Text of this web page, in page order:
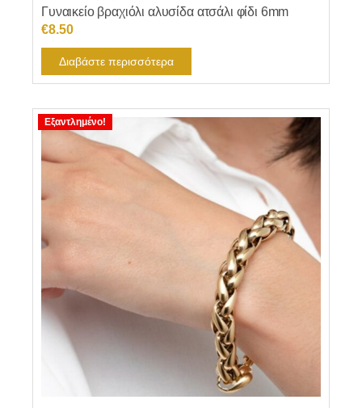
Γυναικείο βραχιόλι αλυσίδα ατσάλι φίδι 6mm
€8.50
Διαβάστε περισσότερα
Εξαντλημένο!